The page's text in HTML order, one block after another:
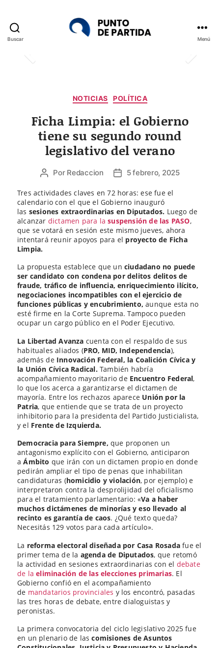
Buscar Menú
Categorías
NOTICIAS POLÍTICA
Ficha Limpia: el Gobierno
tiene su segundo round
legislativo del verano
Autor
la
entrada
Por Redaccion
Fecha
la
entrada
5 febrero, 2025
Tres actividades claves en 72 horas: ese fue el
calendario con el que el Gobierno inauguró
las sesiones extraordinarias en Diputados. Luego de
alcanzar dictamen para lasuspensión de las PASO,
que se votará en sesión este mismo jueves, ahora
intentará reunir apoyos para el proyecto de Ficha
Limpia.
La propuesta establece que un ciudadano no puede
ser candidato con condena por delitos delitos de
fraude, tráfico de influencia, enriquecimiento ilícito,
negociaciones incompatibles con el ejercicio de
funciones públicas y encubrimiento,aunque esta no
esté firme en la Corte Suprema. Tampoco pueden
ocupar un cargo público en el Poder Ejecutivo.
La Libertad Avanza cuenta con el respaldo de sus
habituales aliados (PRO, MID, Independencia),
además de Innovación Federal, la Coalición Cívica y
la Unión Cívica Radical. También habría
acompañamiento mayoritario deEncuentro Federal,
lo que los acerca a garantizarse el dictamen de
mayoría. Entre los rechazos aparece Unión por la
Patria, que entiende que se trata de un proyecto
inhibitorio para la presidenta del Partido Justicialista,
y el Frente de Izquierda.
Democracia para Siempre, que proponen un
antagonismo explícito con el Gobierno, anticiparon
aÁmbito que irán con un dictamen propio en donde
pedirán ampliar el tipo de penas que inhabilitan
candidaturas (homicidio y violación, por ejemplo) e
interpretaron contra la desprolijidad del oficialismo
para el tratamiento parlamentario: «Va a haber
muchos dictámenes de minorías y eso llevado al
recinto es garantía de caos. ¿Qué texto queda?
Necesitás 129 votos para cada artículo».
La reforma electoral diseñada por Casa Rosadafue el
primer tema de la agenda de Diputados, que retomó
la actividad en sesiones extraordinarias con el debate
de la eliminación de las elecciones primarias. El
Gobierno confió en el acompañamiento
de mandatarios provinciales y los encontró, pasadas
las tres horas de debate, entre dialoguistas y
peronistas.
La primera convocatoria del ciclo legislativo 2025 fue
en un plenario de lascomisiones de Asuntos